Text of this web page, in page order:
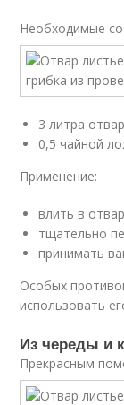
Необходимые
3 литра
0,5 чайной
Применение:
влить в
тщательно
принимать
Особых
использовать
Из череды и
Прекрасным